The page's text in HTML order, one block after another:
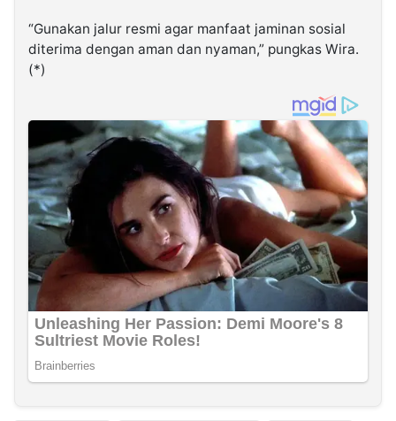
“Gunakan jalur resmi agar manfaat jaminan sosial
diterima dengan aman dan nyaman,” pungkas Wira.
(*)